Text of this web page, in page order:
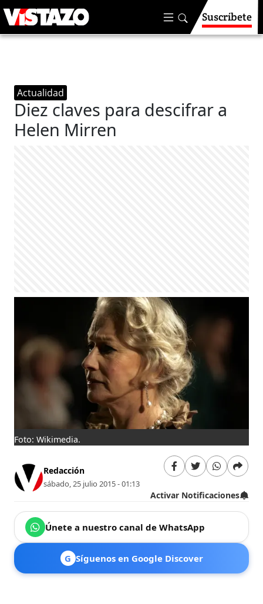
Suscríbete
Actualidad
Diez claves para descifrar a
Helen Mirren
Foto: Wikimedia.
Redacción
sábado, 25 julio 2015 - 01:13
Activar Notificaciones
Únete a nuestro canal de WhatsApp
G Síguenos en Google Discover